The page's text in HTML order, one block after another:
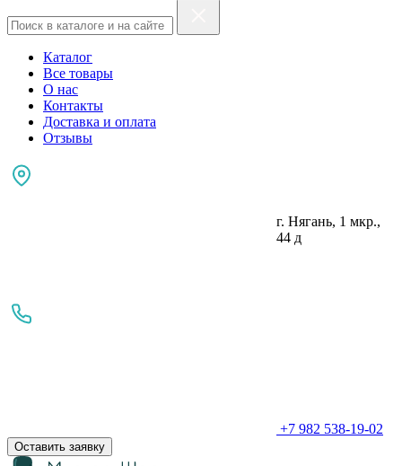
Каталог
Все товары
О нас
Контакты
Доставка и оплата
Отзывы
г. Нягань, 1 мкр.,
44 д
+7 982 538-19-02
Оставить заявку